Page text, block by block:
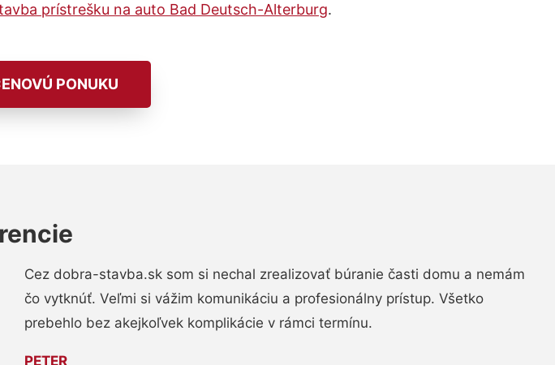
prístrešku na auto Bad Deutsch-Alterburg.
PONUKU
Cez dobra-stavba.sk som si nechal zrealizovať búranie časti domu a nemám
čo vytknúť. Veľmi si vážim komunikáciu a profesionálny prístup. Všetko
prebehlo bez akejkoľvek komplikácie v rámci termínu.
PETER